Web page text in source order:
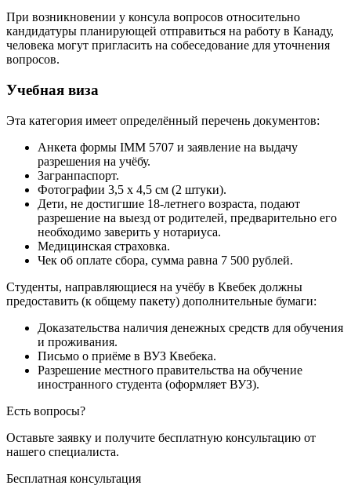
При возникновении у консула вопросов относительно
кандидатуры планирующей отправиться на работу в Канаду,
человека могут пригласить на собеседование для уточнения
вопросов.
Учебная виза
Эта категория имеет определённый перечень документов:
Анкета формы IMM 5707 и заявление на выдачу
разрешения на учёбу.
Загранпаспорт.
Фотографии 3,5 х 4,5 см (2 штуки).
Дети, не достигшие 18-летнего возраста, подают
разрешение на выезд от родителей, предварительно его
необходимо заверить у нотариуса.
Медицинская страховка.
Чек об оплате сбора, сумма равна 7 500 рублей.
Студенты, направляющиеся на учёбу в Квебек должны
предоставить (к общему пакету) дополнительные бумаги:
Доказательства наличия денежных средств для обучения
и проживания.
Письмо о приёме в ВУЗ Квебека.
Разрешение местного правительства на обучение
иностранного студента (оформляет ВУЗ).
Есть вопросы?
Оставьте заявку и получите бесплатную консультацию от
нашего специалиста.
Бесплатная консультация